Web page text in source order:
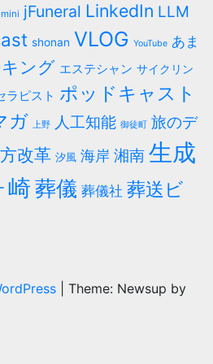
jFuneral LinkedIn LLM
shonan VLOG YouTube あま
ング エステシャン サイクリン
ラピスト ポッドキャスト
ガ 上野 人工知能 御徒町 旅のデ
改革 汐風 海岸 湘南 生成
崎葬儀 葬儀社 葬送ビ
Theme: Newsup by